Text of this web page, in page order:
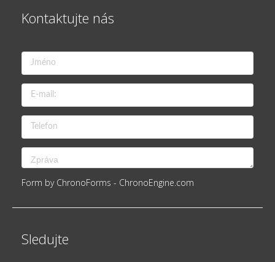
Kontaktujte nás
Form by ChronoForms - ChronoEngine.com
Sledujte